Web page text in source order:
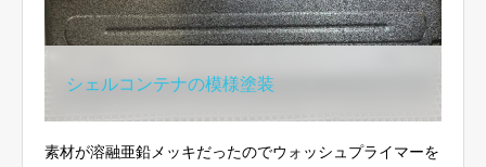
シェルコンテナの模様塗装
素材が溶融亜鉛メッキだったのでウォッシュプライマーを